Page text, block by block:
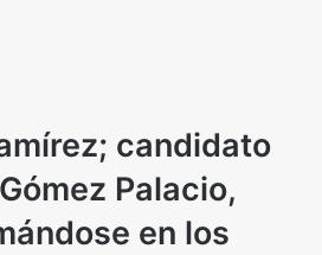
candidato
Palacio,
en los